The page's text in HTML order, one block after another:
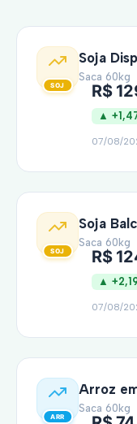
Soja
Saca 60kg
R$
▲
07/08/
Soja
Saca 60kg
R$
▲
07/08/
Arroz
Saca 60kg